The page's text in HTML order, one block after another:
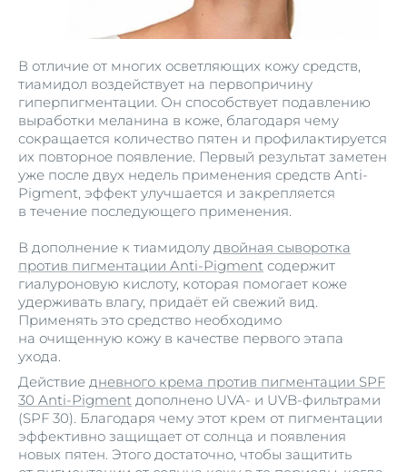
В отличие от многих осветляющих кожу средств,
тиамидол воздействует на первопричину
гиперпигментации. Он способствует подавлению
выработки меланина в коже, благодаря чему
сокращается количество пятен и профилактируется
их повторное появление. Первый результат заметен
уже после двух недель применения средств Anti-
Pigment, эффект улучшается и закрепляется
в течение последующего применения.
В дополнение к тиамидолу двойная сыворотка
против пигментации Anti-Pigment содержит
гиалуроновую кислоту, которая помогает коже
удерживать влагу, придаёт ей свежий вид.
Применять это средство необходимо
на очищенную кожу в качестве первого этапа
ухода.
Действие дневного крема против пигментации SPF
30 Anti-Pigment дополнено UVA- и UVB-фильтрами
(SPF 30). Благодаря чему этот крем от пигментации
эффективно защищает от солнца и появления
новых пятен. Этого достаточно, чтобы защитить